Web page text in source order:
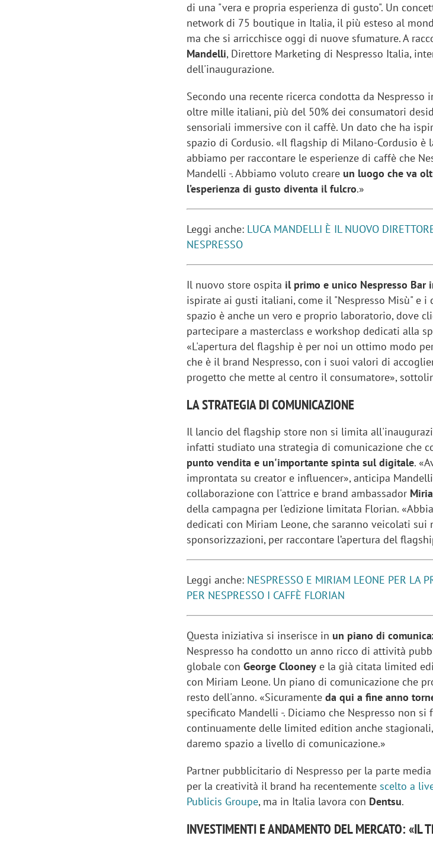
di una "vera e propria esperienza di gusto". Un
network di 75 boutique in Italia, il più esteso al
ma che si arricchisce oggi di nuove sfumature. A
Mandelli, Direttore Marketing di Nespresso Italia,
dell'inaugurazione.
Secondo una recente ricerca condotta da Nespresso
oltre mille italiani, più del 50% dei consumatori
sensoriali immersive con il caffè. Un dato che ha
spazio di Cordusio. «Il flagship di Milano-Cordusio è
abbiamo per raccontare le esperienze di caffè che
Mandelli -. Abbiamo voluto creare un luogo che va
l’esperienza di gusto diventa il fulcro.»
Leggi anche: LUCA MANDELLI È IL NUOVO
NESPRESSO
Il nuovo store ospita il primo e unico Nespresso Bar
ispirate ai gusti italiani, come il "Nespresso Misù" e i
spazio è anche un vero e proprio laboratorio, dove
partecipare a masterclass e workshop dedicati alla
«L'apertura del flagship è per noi un ottimo modo
che è il brand Nespresso, con i suoi valori di
progetto che mette al centro il consumatore»,
LA STRATEGIA DI COMUNICAZIONE
Il lancio del flagship store non si limita
infatti studiato una strategia di comunicazione che
punto vendita e un'importante spinta sul digitale.
improntata su creator e influencer», anticipa
collaborazione con l'attrice e brand ambassador
della campagna per l'edizione limitata Florian.
dedicati con Miriam Leone, che saranno veicolati
sponsorizzazioni, per raccontare l’apertura del
Leggi anche: NESPRESSO E MIRIAM LEONE PER LA
PER NESPRESSO I CAFFÈ FLORIAN
Questa iniziativa si inserisce in un piano di
Nespresso ha condotto un anno ricco di attività
globale conGeorge Clooney e la già citata limited
con Miriam Leone. Un piano di comunicazione che
resto dell'anno. «Sicuramenteda qui a fine anno
specificato Mandelli -. Diciamo che Nespresso non si
continuamente delle limited edition anche
daremo spazio a livello di comunicazione.»
Partner pubblicitario di Nespresso per la parte
per la creatività il brand ha recentementescelto a
Publicis Groupe, ma in Italia lavora con Dentsu.
INVESTIMENTI E ANDAMENTO DEL MERCATO: «IL
comunicazione crea un brand food:
«La creatività resta centrale, l’AI deve
amplificare il talento»